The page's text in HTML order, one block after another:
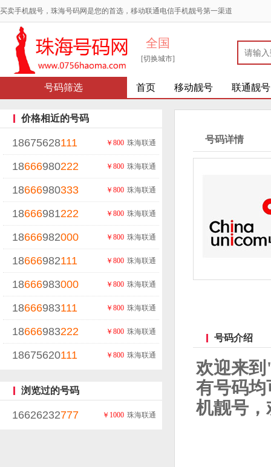
买卖手机靓号，珠海号码网是您的首选，移动联通电信手机靓号第一渠道
全国
[切换城市]
号码筛选 首页 移动靓号 联通靓号
价格相近的号码
18675628111 珠海联通
￥800
18666980222 珠海联通
￥800
18666980333 珠海联通
￥800
18666981222 珠海联通
￥800
18666982000 珠海联通
￥800
18666982111 珠海联通
￥800
18666983000 珠海联通
￥800
18666983111 珠海联通
￥800
18666983222 珠海联通
￥800
18675620111 珠海联通
￥800
浏览过的号码
16626232777 珠海联通
￥1000
号码详情
号码介绍
欢迎来
有号码
机靓号，